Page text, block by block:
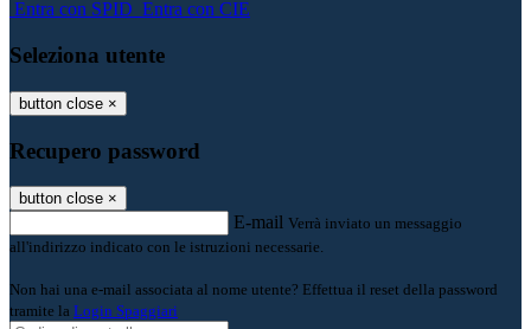
Entra con SPID Entra con CIE
Seleziona utente
button close ×
Recupero password
button close ×
E-mail Verrà inviato un messaggio
all'indirizzo indicato con le istruzioni necessarie.
Non hai una e-mail associata al nome utente? Effettua il reset della password
tramite la Login Spaggiari